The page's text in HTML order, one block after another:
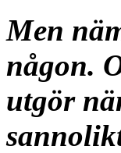
Men
någon.
utgör